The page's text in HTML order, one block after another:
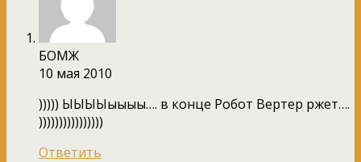
БОМЖ
10 мая 2010
))))) ЫЫЫЫыыыы…. в конце Робот Вертер ржет….
))))))))))))))))
Ответить